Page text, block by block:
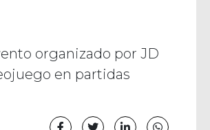
organizado por JD
en partidas